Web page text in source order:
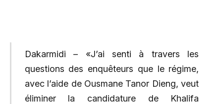
Dakarmidi – «J’ai senti à travers les
questions des enquêteurs que le régime,
avec l’aide de Ousmane Tanor Dieng, veut
éliminer la candidature de Khalifa